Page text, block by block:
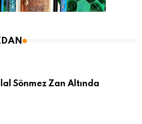
Sönmez Zan Altında